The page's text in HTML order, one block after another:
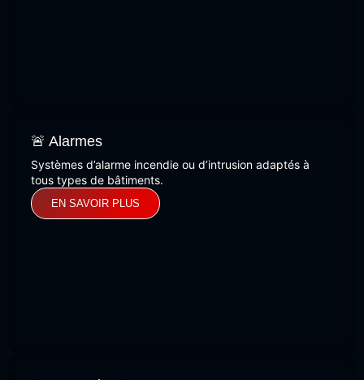
🚨 Alarmes
Systèmes d’alarme incendie ou d’intrusion adaptés à
tous types de bâtiments.
EN SAVOIR PLUS